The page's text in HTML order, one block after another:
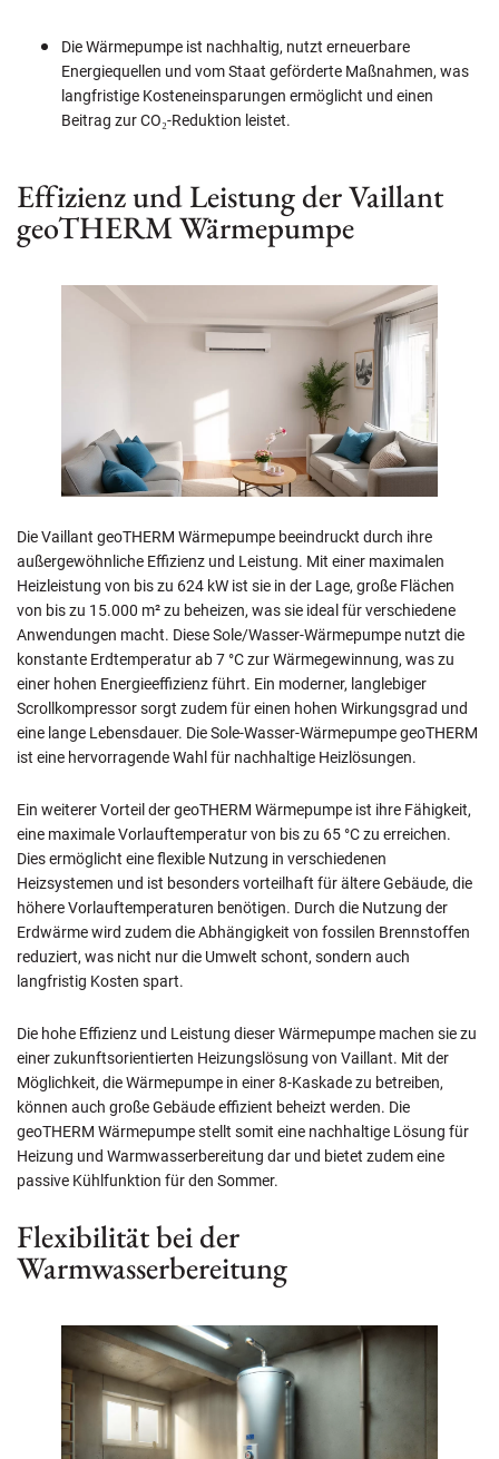
Die Wärmepumpe ist nachhaltig, nutzt erneuerbare
Energiequellen und vom Staat geförderte Maßnahmen, was
langfristige Kosteneinsparungen ermöglicht und einen
Beitrag zur CO₂-Reduktion leistet.
Effizienz und Leistung der Vaillant
geoTHERM Wärmepumpe
Die Vaillant geoTHERM Wärmepumpe beeindruckt durch ihre
außergewöhnliche Effizienz und Leistung. Mit einer maximalen
Heizleistung von bis zu 624 kW ist sie in der Lage, große Flächen
von bis zu 15.000 m² zu beheizen, was sie ideal für verschiedene
Anwendungen macht. Diese Sole/Wasser-Wärmepumpe nutzt die
konstante Erdtemperatur ab 7 °C zur Wärmegewinnung, was zu
einer hohen Energieeffizienz führt. Ein moderner, langlebiger
Scrollkompressor sorgt zudem für einen hohen Wirkungsgrad und
eine lange Lebensdauer. Die Sole-Wasser-Wärmepumpe geoTHERM
ist eine hervorragende Wahl für nachhaltige Heizlösungen.
Ein weiterer Vorteil der geoTHERM Wärmepumpe ist ihre Fähigkeit,
eine maximale Vorlauftemperatur von bis zu 65 °C zu erreichen.
Dies ermöglicht eine flexible Nutzung in verschiedenen
Heizsystemen und ist besonders vorteilhaft für ältere Gebäude, die
höhere Vorlauftemperaturen benötigen. Durch die Nutzung der
Erdwärme wird zudem die Abhängigkeit von fossilen Brennstoffen
reduziert, was nicht nur die Umwelt schont, sondern auch
langfristig Kosten spart.
Die hohe Effizienz und Leistung dieser Wärmepumpe machen sie zu
einer zukunftsorientierten Heizungslösung von Vaillant. Mit der
Möglichkeit, die Wärmepumpe in einer 8-Kaskade zu betreiben,
können auch große Gebäude effizient beheizt werden. Die
geoTHERM Wärmepumpe stellt somit eine nachhaltige Lösung für
Heizung und Warmwasserbereitung dar und bietet zudem eine
passive Kühlfunktion für den Sommer.
Flexibilität bei der
Warmwasserbereitung